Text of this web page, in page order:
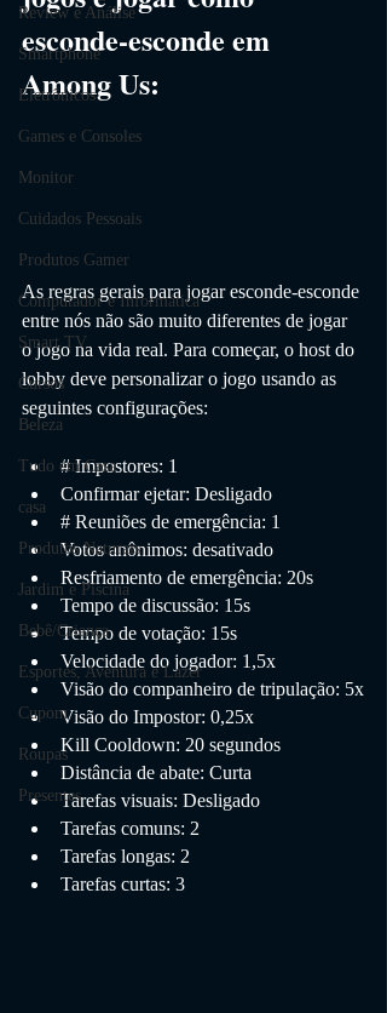
Review e Análise
Smartphone
Eletrônicos
Games e Consoles
Monitor
Cuidados Pessoais
Produtos Gamer
Computador e Informática
Smart TV
Cursos
Beleza
Tudo em Casa
casa
Produtos Naturais
Jardim e Piscina
Bebê/Criança
Esportes, Aventura e Lazer
Cupom
Roupas
Presentes
esconde-esconde em
Among Us:
As regras gerais para jogar esconde-esconde
entre nós não são muito diferentes de jogar
o jogo na vida real. Para começar, o host do
lobby deve personalizar o jogo usando as
seguintes configurações:
# Impostores: 1
Confirmar ejetar: Desligado
# Reuniões de emergência: 1
Votos anônimos: desativado
Resfriamento de emergência: 20s
Tempo de discussão: 15s
Tempo de votação: 15s
Velocidade do jogador: 1,5x
Visão do companheiro de tripulação: 5x
Visão do Impostor: 0,25x
Kill Cooldown: 20 segundos
Distância de abate: Curta
Tarefas visuais: Desligado
Tarefas comuns: 2
Tarefas longas: 2
Tarefas curtas: 3